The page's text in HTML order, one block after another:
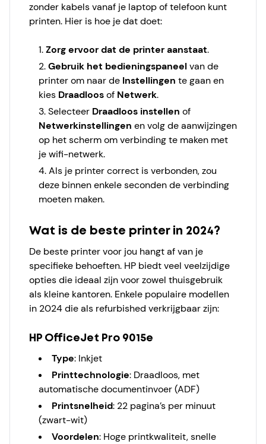
zonder kabels vanaf je laptop of telefoon kunt
printen. Hier is hoe je dat doet:
Zorg ervoor dat de printer aanstaat.
Gebruik het bedieningspaneelvan de
printer om naar de Instellingen te gaan en
kies Draadloosof Netwerk.
Selecteer Draadloos instellen of
Netwerkinstellingen en volg de aanwijzingen
op het scherm om verbinding te maken met
je wifi-netwerk.
Als je printer correct is verbonden, zou
deze binnen enkele seconden de verbinding
moeten maken.
Wat is de beste printer in 2024?
De beste printer voor jou hangt af van je
specifieke behoeften. HP biedt veel veelzijdige
opties die ideaal zijn voor zowel thuisgebruik
als kleine kantoren. Enkele populaire modellen
in 2024 die als refurbished verkrijgbaar zijn:
HP OfficeJet Pro 9015e
Type: Inkjet
Printtechnologie: Draadloos, met
automatische documentinvoer (ADF)
Printsnelheid: 22 pagina’s per minuut
(zwart-wit)
Voordelen: Hoge printkwaliteit, snelle